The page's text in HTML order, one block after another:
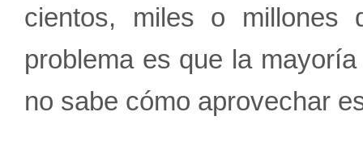
cientos, miles o
problema es que la
no sabe cómo aprovechar